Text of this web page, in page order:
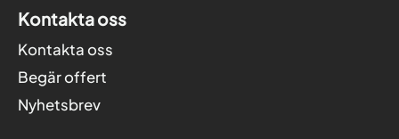
Kontakta oss
Kontakta oss
Begär offert
Nyhetsbrev